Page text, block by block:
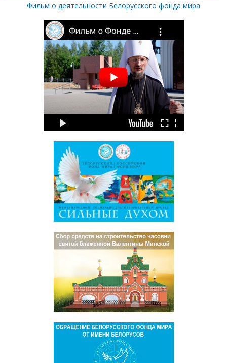
Фильм о деятельности Белорусского фонда мира